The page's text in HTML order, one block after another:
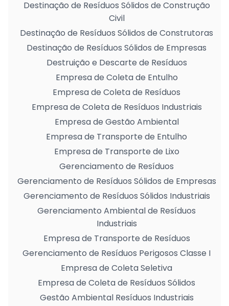
Destinação de Resíduos Sólidos de Construção
Civil
Destinação de Resíduos Sólidos de Construtoras
Destinação de Resíduos Sólidos de Empresas
Destruição e Descarte de Resíduos
Empresa de Coleta de Entulho
Empresa de Coleta de Resíduos
Empresa de Coleta de Resíduos Industriais
Empresa de Gestão Ambiental
Empresa de Transporte de Entulho
Empresa de Transporte de Lixo
Gerenciamento de Resíduos
Gerenciamento de Resíduos Sólidos de Empresas
Gerenciamento de Resíduos Sólidos Industriais
Gerenciamento Ambiental de Resíduos
Industriais
Empresa de Transporte de Resíduos
Gerenciamento de Resíduos Perigosos Classe I
Empresa de Coleta Seletiva
Empresa de Coleta de Resíduos Sólidos
Gestão Ambiental Resíduos Industriais